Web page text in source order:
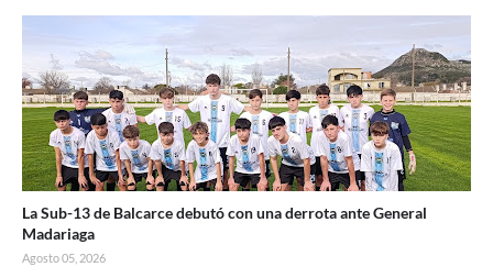
La Sub-13 de Balcarce debutó con una derrota ante General
Madariaga
Agosto 05, 2026